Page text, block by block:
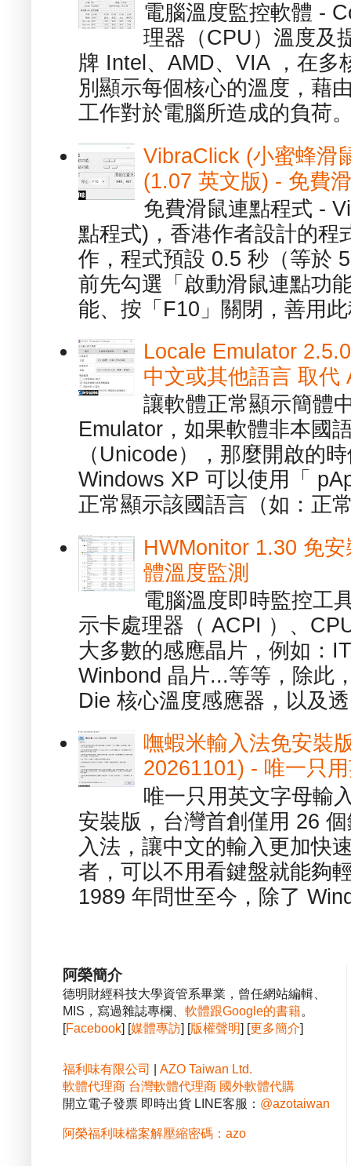
電腦溫度監控軟體 -
理器（CPU）溫度及
牌 Intel、AMD、VIA ，在多
別顯示每個核心的溫度，藉
工作對於電腦所造成的負荷
VibraClick (小蜜蜂滑
(1.07 英文版) - 免費
免費滑鼠連點程式 -
點程式)，香港作者設計的程
作，程式預設 0.5 秒（等於
前先勾選「啟動滑鼠連點功
能、按「F10」關閉，善用
Locale Emulator
中文或其他語言 取代
讓軟體正常顯示簡體
Emulator，如果軟體非本國
（Unicode），那麼開啟的
Windows XP 可以使用「
正常顯示該國語言（如：正
HWMonitor 1.30 免
體溫度監測
電腦溫度即時監控工
示卡處理器（ ACPI ）、
大多數的感應晶片，例如：
Winbond 晶片...等等，除此
Die 核心溫度感應器，以及
嘸蝦米輸入法免安裝
20261101) - 唯一只
唯一只用英文字母輸
安裝版，台灣首創僅用 26
入法，讓中文的輸入更加快
者，可以不用看鍵盤就能夠
1989 年問世至今，除了
阿榮簡介
德明財經科技大學資管系畢業，曾任網站編輯、
MIS，寫過雜誌專欄、 軟體跟Google的書籍。
[Facebook] [媒體專訪] [版權聲明] [更多簡介]
福利味有限公司
AZO Taiwan Ltd.
軟體代理商 台灣軟體代理商 國外軟體代購
開立電子發票 即時出貨 LINE客服： @azotaiwan
阿榮福利味檔案解壓縮密碼：azo